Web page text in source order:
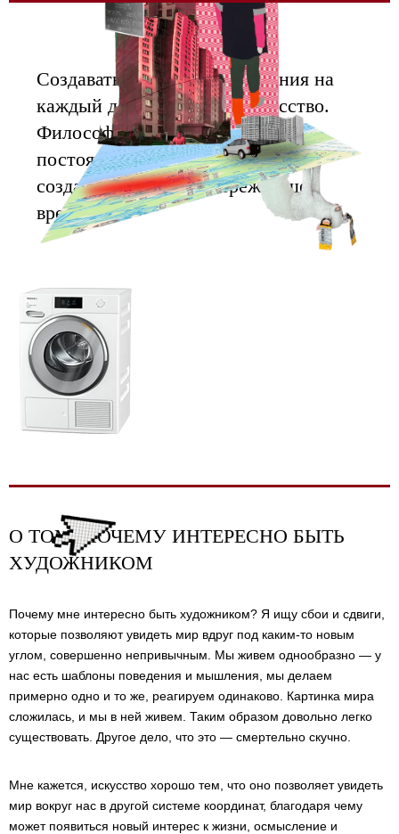
Создавать новаторские решения на
каждый день — особое искусство.
Философия Miele подразумевает
постоянное совершенствование в
создании техники, опережающей
время.
О ТОМ, ПОЧЕМУ ИНТЕРЕСНО БЫТЬ
ХУДОЖНИКОМ
Почему мне интересно быть художником? Я ищу сбои и сдвиги,
которые позволяют увидеть мир вдруг под каким-то новым
углом, совершенно непривычным. Мы живем однообразно — у
нас есть шаблоны поведения и мышления, мы делаем
примерно одно и то же, реагируем одинаково. Картинка мира
сложилась, и мы в ней живем. Таким образом довольно легко
существовать. Другое дело, что это — смертельно скучно.
Мне кажется, искусство хорошо тем, что оно позволяет увидеть
мир вокруг нас в другой системе координат, благодаря чему
может появиться новый интерес к жизни, осмысление и